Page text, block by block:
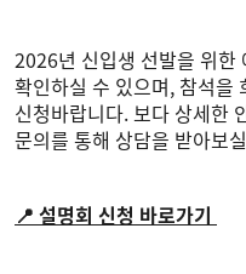
2026년 신입생 선발을 위한
확인하실 수 있으며, 참석을
신청바랍니다. 보다 상세한
문의를 통해 상담을 받아보
📍 설명회 신청 바로가기